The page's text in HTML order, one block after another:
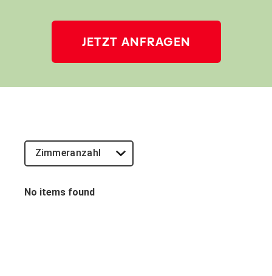
JETZT ANFRAGEN
No items found